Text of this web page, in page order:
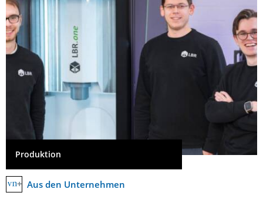
Produktion
Aus den Unternehmen